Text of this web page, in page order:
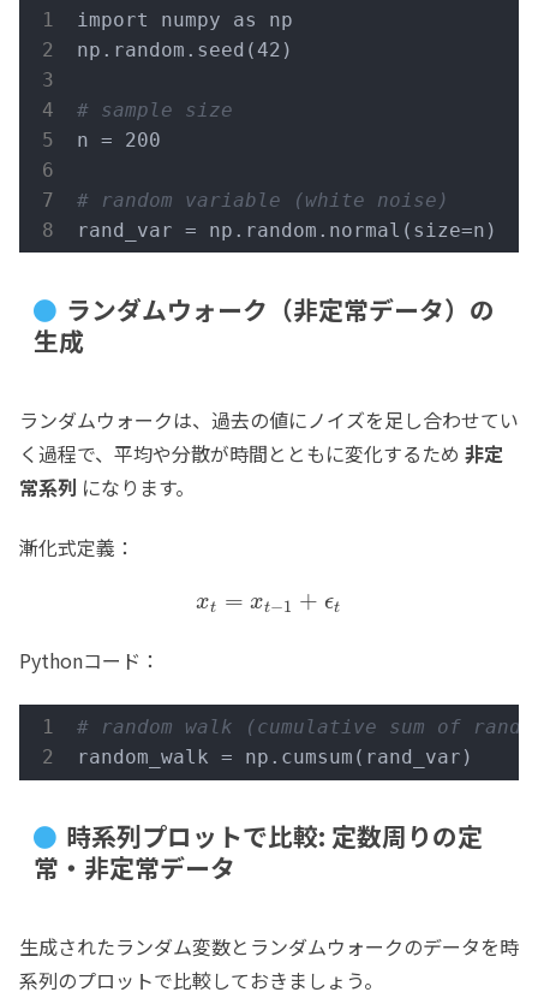
import numpy as np
np.random.seed(42)
# sample size
n = 200
# random variable (white noise)
rand_var = np.random.normal(size=n)
ランダムウォーク（非定常データ）の
生成
ランダムウォークは、過去の値にノイズを足し合わせてい
く過程で、平均や分散が時間とともに変化するため 非定
常系列 になります。
漸化式定義：
xt = xt−1 + ϵt
Pythonコード：
# random walk (cumulative sum of
random_walk = np.cumsum(rand_var)
時系列プロットで比較: 定数周りの定
常・非定常データ
生成されたランダム変数とランダムウォークのデータを時
系列のプロットで比較しておきましょう。